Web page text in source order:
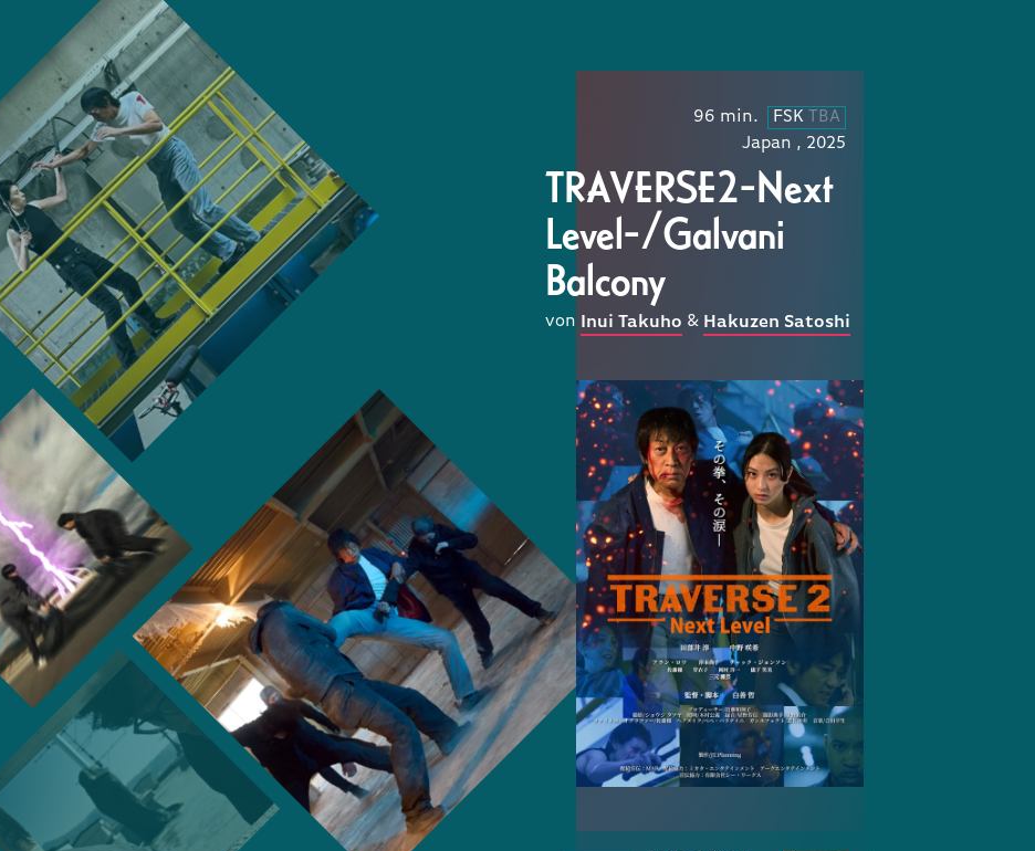
96 min. FSK
TBA
Japan , 2025
TRAVERSE2-Next
Level-/Galvani
Balcony
von Inui Takuho & Hakuzen Satoshi